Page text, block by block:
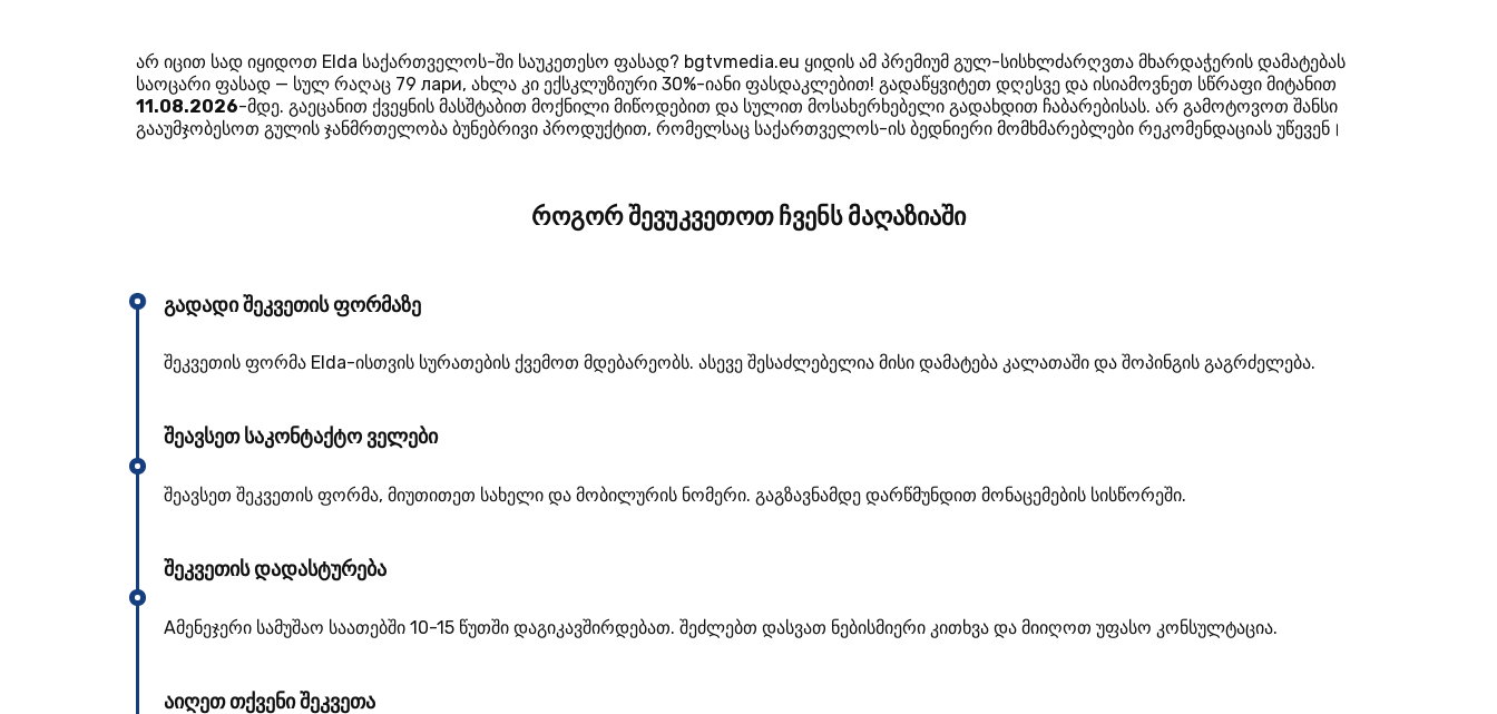
არ იცით სად იყიდოთ Elda საქართველოს-ში საუკეთესო ფასად? bgtvmedia.eu ყიდის ამ პრემიუმ გულ-სისხლძარღვთა მხარდაჭერის დამატებას
საოცარი ფასად — სულ რაღაც 79 лари, ახლა კი ექსკლუზიური 30%-იანი ფასდაკლებით! გადაწყვიტეთ დღესვე და ისიამოვნეთ სწრაფი მიტანით
11.08.2026-მდე. გაეცანით ქვეყნის მასშტაბით მოქნილი მიწოდებით და სულით მოსახერხებელი გადახდით ჩაბარებისას. არ გამოტოვოთ შანსი
გააუმჯობესოთ გულის ჯანმრთელობა ბუნებრივი პროდუქტით, რომელსაც საქართველოს-ის ბედნიერი მომხმარებლები რეკომენდაციას უწევენ।
როგორ შევუკვეთოთ ჩვენს მაღაზიაში
გადადი შეკვეთის ფორმაზე
შეკვეთის ფორმა Elda-ისთვის სურათების ქვემოთ მდებარეობს. ასევე შესაძლებელია მისი დამატება კალათაში და შოპინგის გაგრძელება.
შეავსეთ საკონტაქტო ველები
შეავსეთ შეკვეთის ფორმა, მიუთითეთ სახელი და მობილურის ნომერი. გაგზავნამდე დარწმუნდით მონაცემების სისწორეში.
შეკვეთის დადასტურება
Aმენეჯერი სამუშაო საათებში 10-15 წუთში დაგიკავშირდებათ. შეძლებთ დასვათ ნებისმიერი კითხვა და მიიღოთ უფასო კონსულტაცია.
აიღეთ თქვენი შეკვეთა